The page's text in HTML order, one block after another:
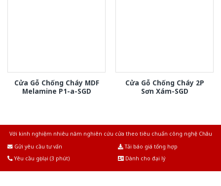
Cửa Gỗ Chống Cháy MDF
Melamine P1-a-SGD
Cửa Gỗ Chống Cháy 2P
Sơn Xám-SGD
Với kinh nghiệm nhiêu năm nghiên cứu cửa theo tiêu chuẩn công nghệ Châu
Gửi yêu cầu tư vấn
Tải báo giá tổng hợp
Yêu cầu gọi lại (3 phút)
Dành cho đại lý